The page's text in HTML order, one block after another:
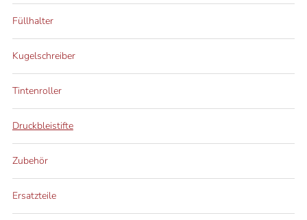
Füllhalter
Kugelschreiber
Tintenroller
Druckbleistifte
Zubehör
Ersatzteile